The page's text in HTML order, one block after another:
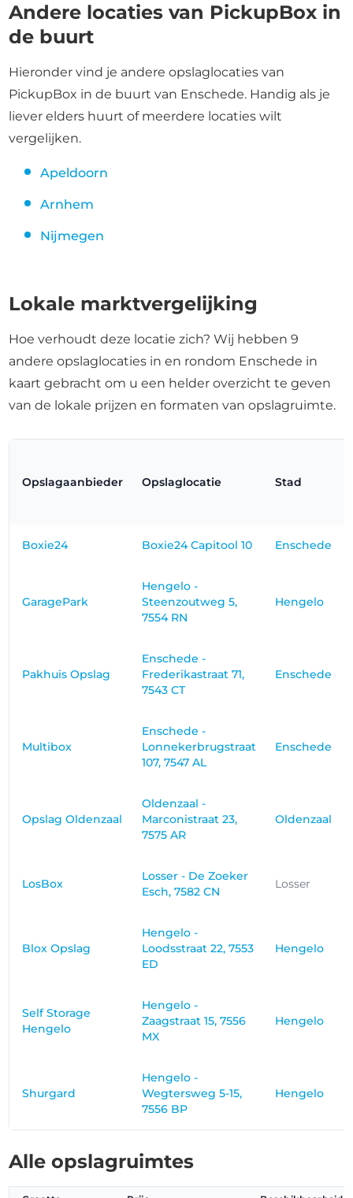
Andere locaties van PickupBox in
de buurt
Hieronder vind je andere opslaglocaties van
PickupBox in de buurt van Enschede. Handig als je
liever elders huurt of meerdere locaties wilt
vergelijken.
Apeldoorn
Arnhem
Nijmegen
Lokale marktvergelijking
Hoe verhoudt deze locatie zich? Wij hebben 9
andere opslaglocaties in en rondom Enschede in
kaart gebracht om u een helder overzicht te geven
van de lokale prijzen en formaten van opslagruimte.
Opslagaanbieder Opslaglocatie Stad
Boxie24 Boxie24 Capitool 10 Enschede
GaragePark
Hengelo -
Steenzoutweg 5,
7554 RN
Hengelo
Pakhuis Opslag
Enschede -
Frederikastraat 71,
7543 CT
Enschede
Multibox
Enschede -
Lonnekerbrugstraat
107, 7547 AL
Enschede
Opslag Oldenzaal
Oldenzaal -
Marconistraat 23,
7575 AR
Oldenzaal
LosBox
Losser - De Zoeker
Esch, 7582 CN
Losser
Blox Opslag
Hengelo -
Loodsstraat 22, 7553
ED
Hengelo
Self Storage
Hengelo
Hengelo -
Zaagstraat 15, 7556
MX
Hengelo
Shurgard
Hengelo -
Wegtersweg 5-15,
7556 BP
Hengelo
Alle opslagruimtes